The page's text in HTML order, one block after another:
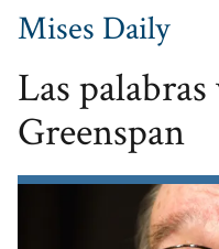
Mises Daily
Las
Greenspan